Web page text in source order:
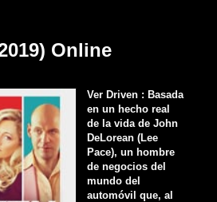
Online
Ver Driven : Basada
en un hecho real
de la vida de John
DeLorean (Lee
Pace), un hombre
de negocios del
mundo del
automóvil que, al